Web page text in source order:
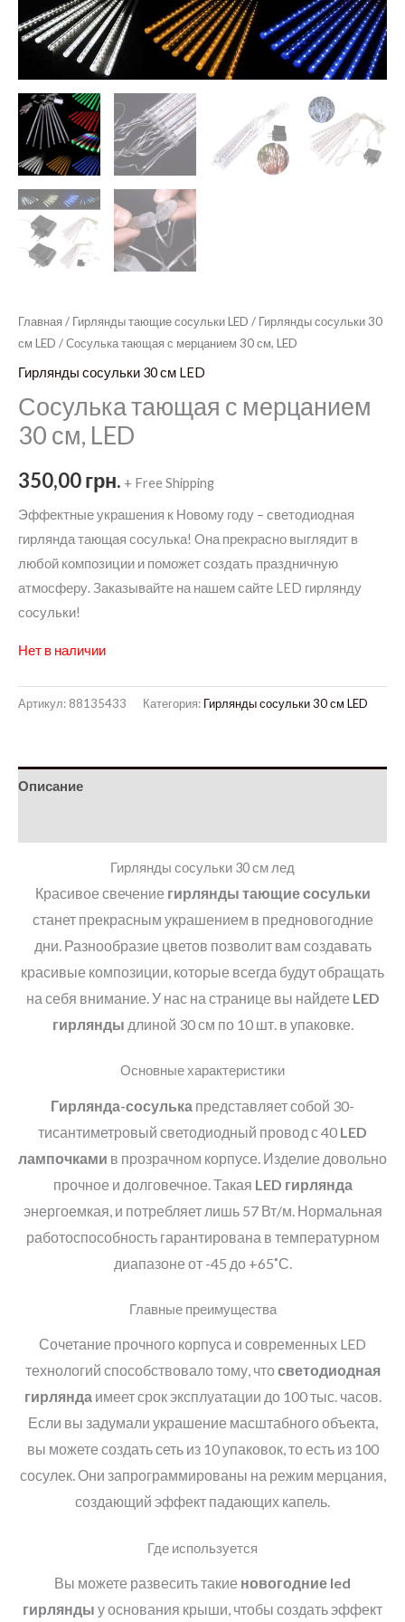
Главная / Гирлянды тающие сосульки LED / Гирлянды сосульки 30
см LED / Сосулька тающая с мерцанием 30 см, LED
Гирлянды сосульки 30 см LED
Сосулька тающая с мерцанием
30 см, LED
350,00грн. + Free Shipping
Эффектные украшения к Новому году – светодиодная
гирлянда тающая сосулька! Она прекрасно выглядит в
любой композиции и поможет создать праздничную
атмосферу. Заказывайте на нашем сайте LED гирлянду
сосульки!
Нет в наличии
Артикул: 88135433 Категория: Гирлянды сосульки 30 см LED
Описание
Гирлянды сосульки 30 см лед
Красивое свечение гирлянды тающие сосульки
станет прекрасным украшением в предновогодние
дни. Разнообразие цветов позволит вам создавать
красивые композиции, которые всегда будут обращать
на себя внимание. У нас на странице вы найдете LED
гирлянды длиной 30 см по 10 шт. в упаковке.
Основные характеристики
Гирлянда-сосулька представляет собой 30-
тисантиметровый светодиодный провод с 40 LED
лампочками в прозрачном корпусе. Изделие довольно
прочное и долговечное. Такая LED гирлянда
энергоемкая, и потребляет лишь 57 Вт/м. Нормальная
работоспособность гарантирована в температурном
диапазоне от -45 до +65˚С.
Главные преимущества
Сочетание прочного корпуса и современных LED
технологий способствовало тому, чтосветодиодная
гирляндаимеет срок эксплуатации до 100 тыс. часов.
Если вы задумали украшение масштабного объекта,
вы можете создать сеть из 10 упаковок, то есть из 100
сосулек. Они запрограммированы на режим мерцания,
создающий эффект падающих капель.
Где используется
Вы можете развесить такие новогодние led
гирлянды у основания крыши, чтобы создать эффект